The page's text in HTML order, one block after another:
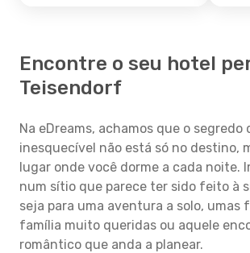
Encontre o seu hotel
Teisendorf
Na eDreams, achamos que o segredo
inesquecível não está só no destino,
lugar onde você dorme a cada noite.
num sítio que parece ter sido feito à
seja para uma aventura a solo, umas
família muito queridas ou aquele
romântico que anda a planear.